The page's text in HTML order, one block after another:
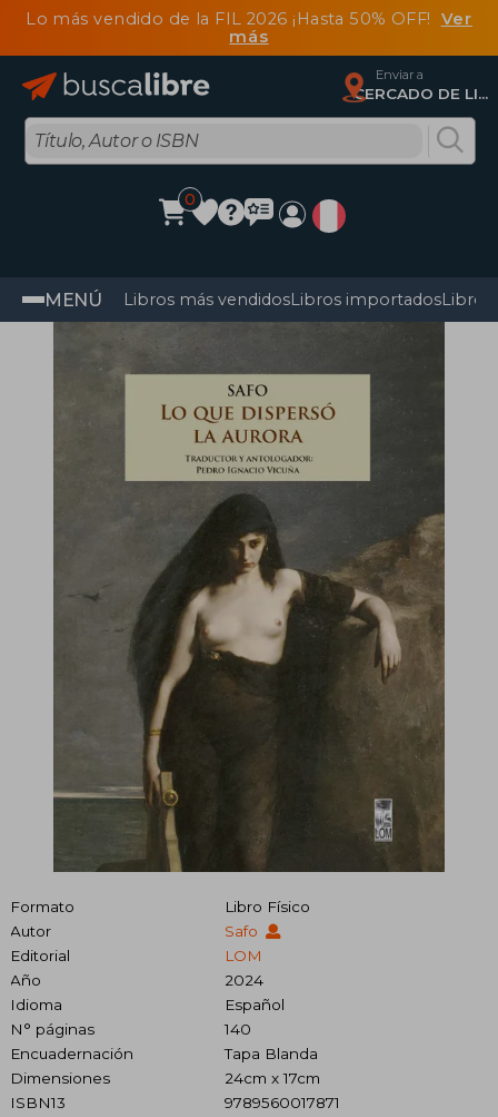
Lo más vendido de la FIL 2026 ¡Hasta 50% OFF! Ver
más
Enviar a
CERCADO DE LIMA, Lima
0
MENÚ Libros más vendidosLibros importadosLibros
Formato
Libro Físico
Autor
Safo
Editorial
LOM
Año
2024
Idioma
Español
N° páginas
140
Encuadernación
Tapa Blanda
Dimensiones
24cm x 17cm
ISBN13
9789560017871